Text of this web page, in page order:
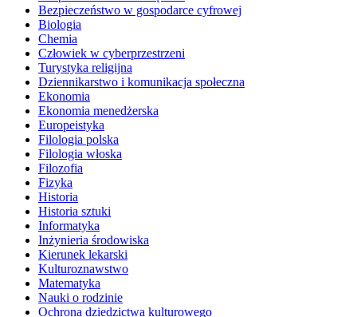
Bezpieczeństwo w gospodarce cyfrowej
Biologia
Chemia
Człowiek w cyberprzestrzeni
Turystyka religijna
Dziennikarstwo i komunikacja społeczna
Ekonomia
Ekonomia menedżerska
Europeistyka
Filologia polska
Filologia włoska
Filozofia
Fizyka
Historia
Historia sztuki
Informatyka
Inżynieria środowiska
Kierunek lekarski
Kulturoznawstwo
Matematyka
Nauki o rodzinie
Ochrona dziedzictwa kulturowego